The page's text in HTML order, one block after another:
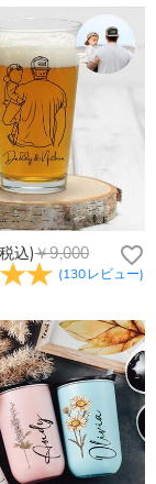
メールの到着が遅
場合は、今後お送
、別のメールアド
原因③メールアド
ご住所を記載した
ださい。
6 日間となりま
れております。お
保存されません。
て処理されます。
ライアンスに則
お客様に安心かつ
い、個人情報を厳
ーポリシー
までご
込)￥9,000
(130レビュー)